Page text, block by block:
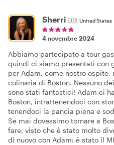
Sherri 🇺🇸United States
4 novembre 2024
Abbiamo partecipato a tour
quindi ci siamo presentati con
per Adam, come nostro ospite,
culinaria di Boston. Nessuno
sono stati fantastici! Adam ci
Boston, intrattenendoci con
tenendoci la pancia piena e
Se mai dovessimo tornare a
fare, visto che è stato molto
di nuovo con Adam: è stato il